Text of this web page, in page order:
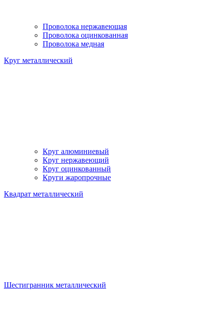
Проволока нержавеющая
Проволока оцинкованная
Проволока медная
Круг металлический
Круг алюминиевый
Круг нержавеющий
Круг оцинкованный
Круги жаропрочные
Квадрат металлический
Шестигранник металлический